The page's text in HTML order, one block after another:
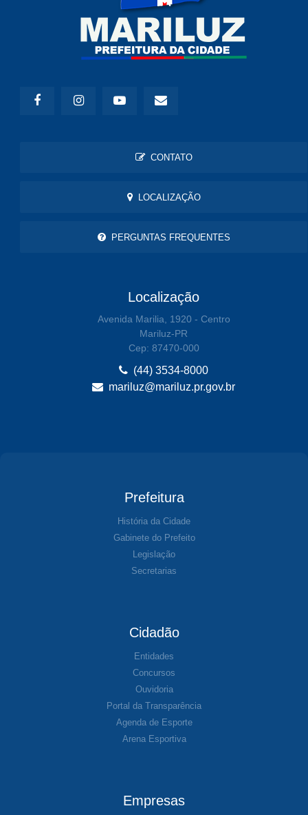
CONTATO
LOCALIZAÇÃO
PERGUNTAS FREQUENTES
Localização
Avenida Marilia, 1920 - Centro
Mariluz-PR
Cep: 87470-000
(44) 3534-8000
mariluz@mariluz.pr.gov.br
Prefeitura
História da Cidade
Gabinete do Prefeito
Legislação
Secretarias
Cidadão
Entidades
Concursos
Ouvidoria
Portal da Transparência
Agenda de Esporte
Arena Esportiva
Empresas